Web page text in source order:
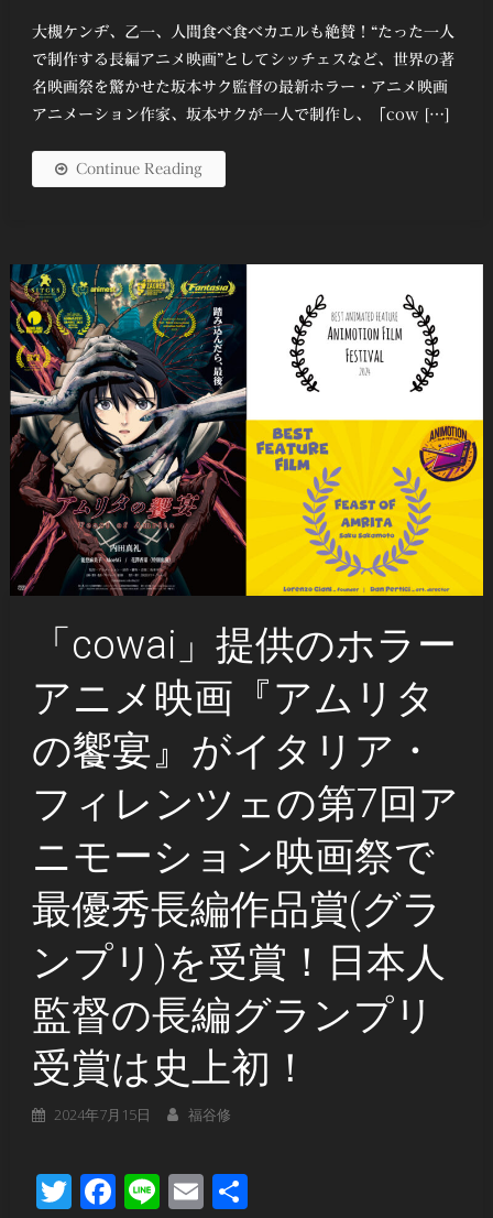
大槻ケンヂ、乙一、人間食べ食べカエルも絶賛！“たった一人
で制作する長編アニメ映画”としてシッチェスなど、世界の著
名映画祭を驚かせた坂本サク監督の最新ホラー・アニメ映画
アニメーション作家、坂本サクが一人で制作し、「cow […]
Continue Reading
「cowai」提供のホラー
アニメ映画『アムリタ
の饗宴』がイタリア・
フィレンツェの第7回ア
ニモーション映画祭で
最優秀長編作品賞(グラ
ンプリ)を受賞！日本人
監督の長編グランプリ
受賞は史上初！
2024年7月15日 福谷修
Twitter
Facebook
LineEmail